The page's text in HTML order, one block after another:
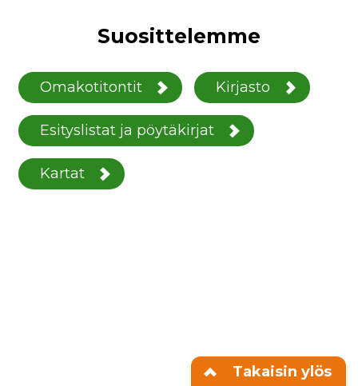
Suosittelemme
Omakotitontit Kirjasto
Esityslistat ja pöytäkirjat
Kartat
Takaisin ylös